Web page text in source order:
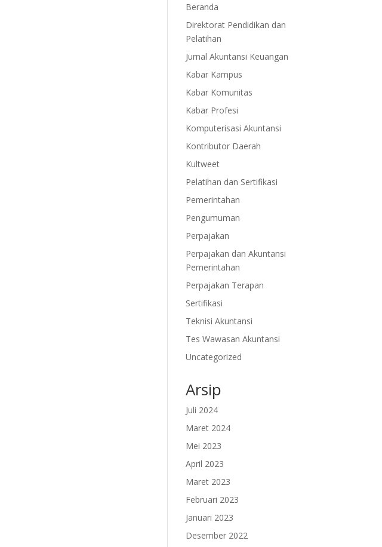
Beranda
Direktorat Pendidikan dan
Pelatihan
Jurnal Akuntansi Keuangan
Kabar Kampus
Kabar Komunitas
Kabar Profesi
Komputerisasi Akuntansi
Kontributor Daerah
Kultweet
Pelatihan dan Sertifikasi
Pemerintahan
Pengumuman
Perpajakan
Perpajakan dan Akuntansi
Pemerintahan
Perpajakan Terapan
Sertifikasi
Teknisi Akuntansi
Tes Wawasan Akuntansi
Uncategorized
Arsip
Juli 2024
Maret 2024
Mei 2023
April 2023
Maret 2023
Februari 2023
Januari 2023
Desember 2022